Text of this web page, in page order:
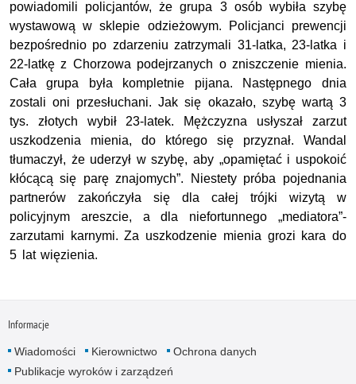
powiadomili policjantów, że grupa 3 osób wybiła szybę
wystawową w sklepie odzieżowym. Policjanci prewencji
bezpośrednio po zdarzeniu zatrzymali 31-latka, 23-latka i
22-latkę z Chorzowa podejrzanych o zniszczenie mienia.
Cała grupa była kompletnie pijana. Następnego dnia
zostali oni przesłuchani. Jak się okazało, szybę wartą 3
tys. złotych wybił 23-latek. Mężczyzna usłyszał zarzut
uszkodzenia mienia, do którego się przyznał. Wandal
tłumaczył, że uderzył w szybę, aby „opamiętać i uspokoić
kłócącą się parę znajomych”. Niestety próba pojednania
partnerów zakończyła się dla całej trójki wizytą w
policyjnym areszcie, a dla niefortunnego „mediatora”-
zarzutami karnymi. Za uszkodzenie mienia grozi kara do
5 lat więzienia.
Informacje
Wiadomości Kierownictwo
Ochrona danych
Publikacje wyroków i zarządzeń